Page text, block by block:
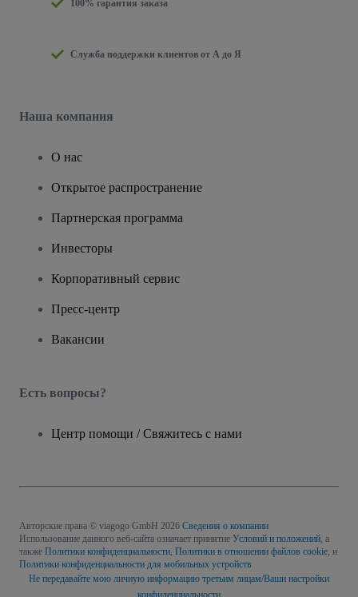
100% гарантия заказа
Служба поддержки клиентов от А до Я
Наша компания
О нас
Открытое распространение
Партнерская программа
Инвесторы
Корпоративный сервис
Пресс-центр
Вакансии
Есть вопросы?
Центр помощи / Свяжитесь с нами
Авторские права © viagogo GmbH 2026 Сведения о компании
Использование данного веб-сайта означает принятие Условий и положений, а
также Политики конфиденциальности, Политики в отношении файлов cookie, и
Политики конфиденциальности для мобильных устройств
Не передавайте мою личную информацию третьим лицам/Ваши настройки
конфиденциальности